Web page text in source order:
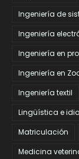
Ingeniería de
Ingeniería
Ingeniería en
Ingeniería en
Ingeniería textil
Lingüística e
Matriculación
Medicina